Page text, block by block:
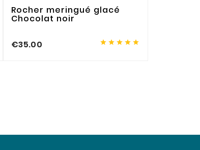
Rocher meringué glacé
Chocolat noir
€35.00     